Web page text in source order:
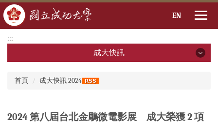
到
要
EN
:::
成大快訊
2025年
首頁
成大快訊 2024
2024 第八屆台北金鵰微電影展 成大榮獲 2 項